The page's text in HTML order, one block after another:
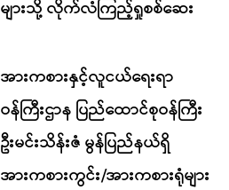
များသို့ လိုက်လံကြည့်ရှုစစ်ဆေး
အားကစားနှင့်လူငယ်ရေးရာ
ဝန်ကြီးဌာန ပြည်ထောင်စုဝန်ကြီး
ဦးမင်းသိန်းဇံ မွန်ပြည်နယ်ရှိ
အားကစားကွင်း/အားကစားရုံများ